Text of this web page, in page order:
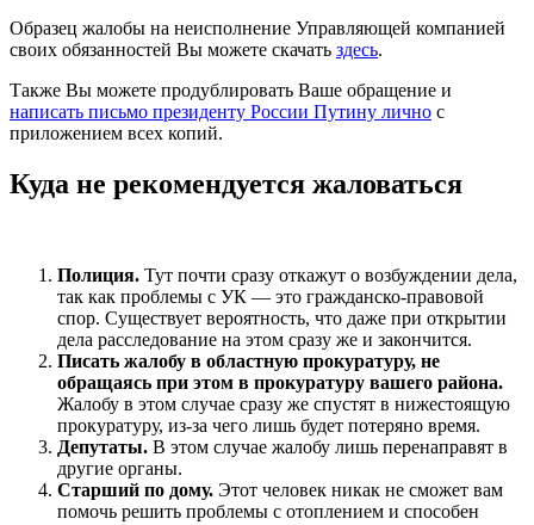
Образец жалобы на неисполнение Управляющей компанией
своих обязанностей Вы можете скачать здесь.
Также Вы можете продублировать Ваше обращение и
написать письмо президенту России Путину лично с
приложением всех копий.
Куда не рекомендуется жаловаться
Полиция. Тут почти сразу откажут о возбуждении дела,
так как проблемы с УК — это гражданско-правовой
спор. Существует вероятность, что даже при открытии
дела расследование на этом сразу же и закончится.
Писать жалобу в областную прокуратуру, не
обращаясь при этом в прокуратуру вашего района.
Жалобу в этом случае сразу же спустят в нижестоящую
прокуратуру, из-за чего лишь будет потеряно время.
Депутаты. В этом случае жалобу лишь перенаправят в
другие органы.
Старший по дому. Этот человек никак не сможет вам
помочь решить проблемы с отоплением и способен